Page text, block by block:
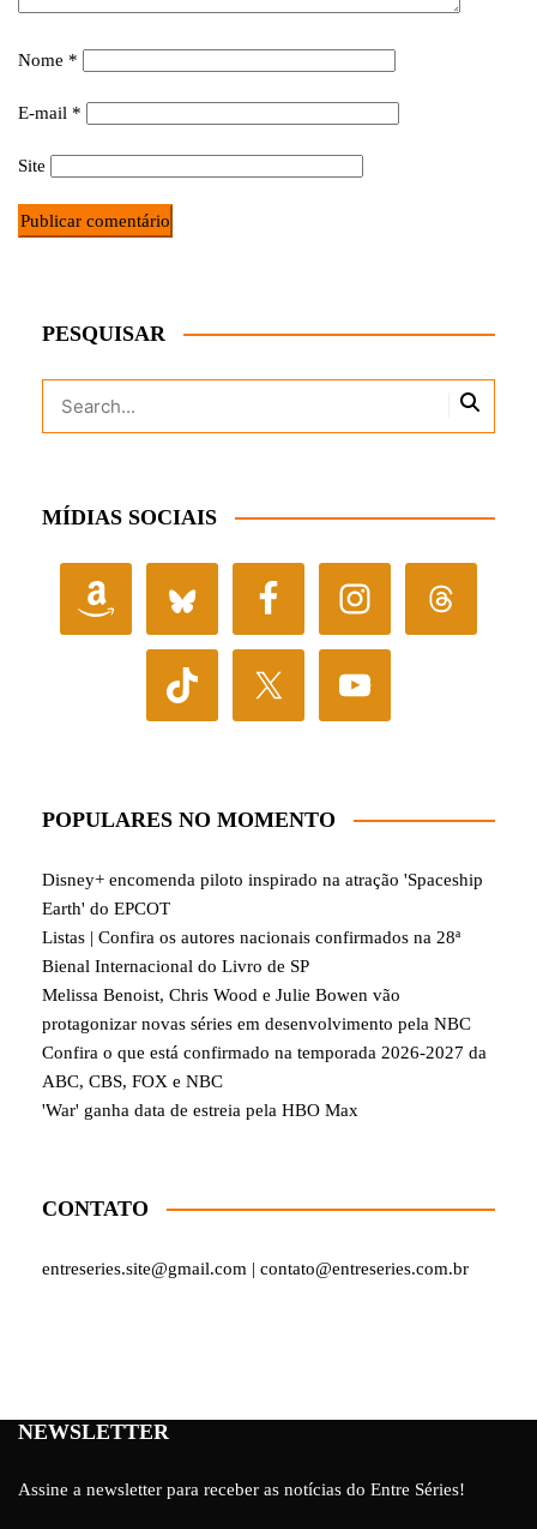
Nome *
E-mail *
Site
PESQUISAR
MÍDIAS SOCIAIS
POPULARES NO MOMENTO
Disney+ encomenda piloto inspirado na atração 'Spaceship
Earth' do EPCOT
Listas | Confira os autores nacionais confirmados na 28ª
Bienal Internacional do Livro de SP
Melissa Benoist, Chris Wood e Julie Bowen vão
protagonizar novas séries em desenvolvimento pela NBC
Confira o que está confirmado na temporada 2026-2027 da
ABC, CBS, FOX e NBC
'War' ganha data de estreia pela HBO Max
CONTATO
entreseries.site@gmail.com | contato@entreseries.com.br
NEWSLETTER
Assine a newsletter para receber as notícias do Entre Séries!